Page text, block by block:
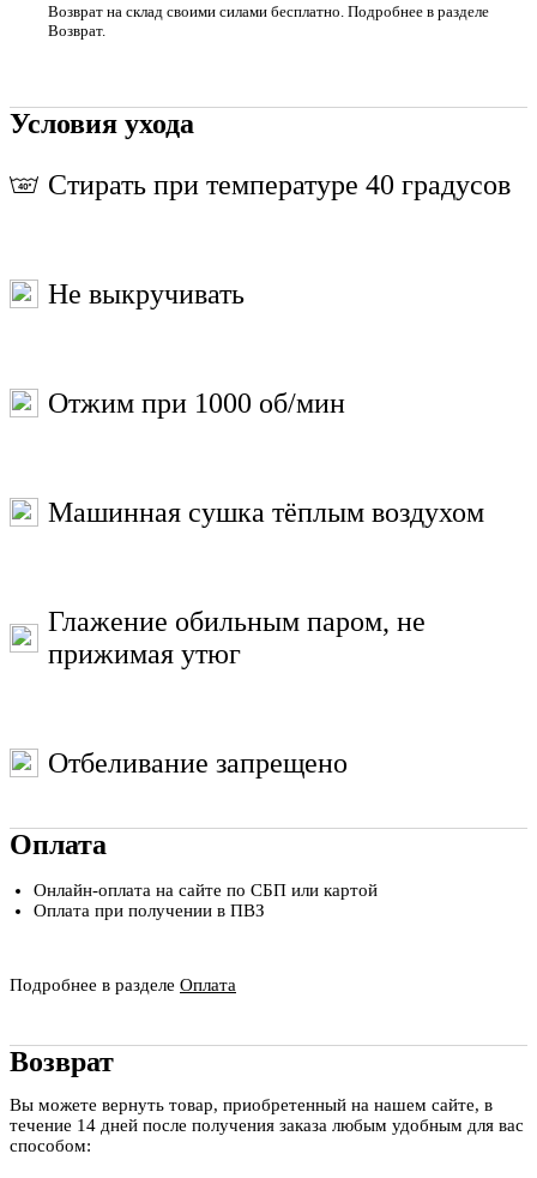
Возврат на склад своими силами бесплатно. Подробнее в разделе
Возврат.
Условия ухода
Стирать при температуре 40 градусов
Не выкручивать
Отжим при 1000 об/мин
Машинная сушка тёплым воздухом
Глажение обильным паром, не
прижимая утюг
Отбеливание запрещено
Оплата
Онлайн-оплата на сайте по СБП или картой
Оплата при получении в ПВЗ
Подробнее в разделе Оплата
Возврат
Вы можете вернуть товар, приобретенный на нашем сайте, в
течение 14 дней после получения заказа любым удобным для вас
способом: